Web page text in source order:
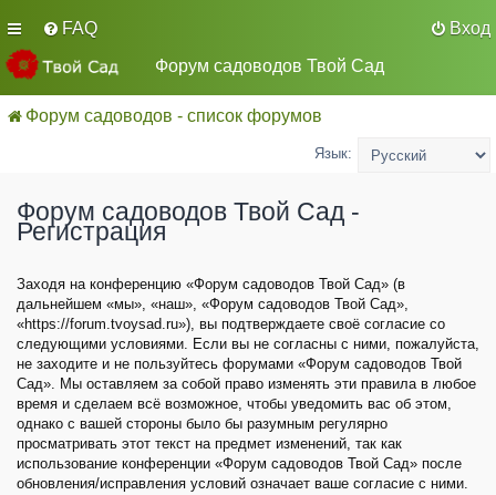
FAQ
Вход
Форум садоводов Твой Сад
Форум садоводов - список форумов
Язык:
Форум садоводов Твой Сад -
Регистрация
Заходя на конференцию «Форум садоводов Твой Сад» (в
дальнейшем «мы», «наш», «Форум садоводов Твой Сад»,
«https://forum.tvoysad.ru»), вы подтверждаете своё согласие со
следующими условиями. Если вы не согласны с ними, пожалуйста,
не заходите и не пользуйтесь форумами «Форум садоводов Твой
Сад». Мы оставляем за собой право изменять эти правила в любое
время и сделаем всё возможное, чтобы уведомить вас об этом,
однако с вашей стороны было бы разумным регулярно
просматривать этот текст на предмет изменений, так как
использование конференции «Форум садоводов Твой Сад» после
обновления/исправления условий означает ваше согласие с ними.